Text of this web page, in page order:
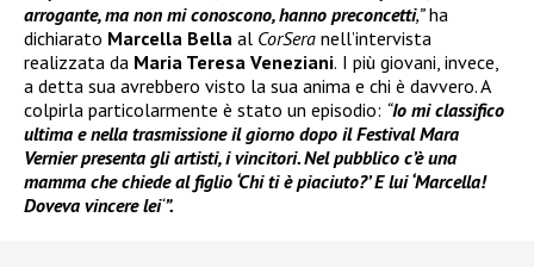
arrogante, ma non mi conoscono, hanno preconcetti,”ha
dichiarato Marcella Bella al CorSera nell’intervista
realizzata da Maria Teresa Veneziani. I più giovani, invece,
a detta sua avrebbero visto la sua anima e chi è davvero. A
colpirla particolarmente è stato un episodio: “Io mi classifico
ultima e nella trasmissione il giorno dopo il Festival Mara
Vernier presenta gli artisti, i vincitori. Nel pubblico c’è una
mamma che chiede al figlio ‘Chi ti è piaciuto?’ E lui ‘Marcella!
Doveva vincere lei‘”.